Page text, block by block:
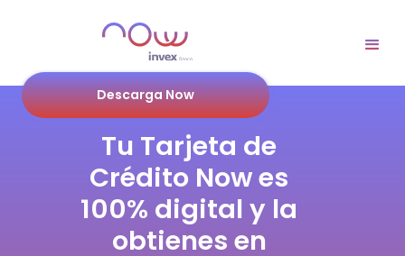
Descarga Now
Tu Tarjeta de
Crédito Now es
100% digital y la
obtienes en